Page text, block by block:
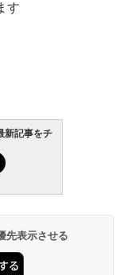
す
新記事をチ
先表示させる